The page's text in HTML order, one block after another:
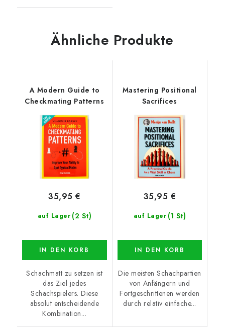
Ähnliche Produkte
A Modern Guide to
Checkmating Patterns
auf Lager (2 St)
35,95 €
IN DEN KORB
Schachmatt zu setzen ist
das Ziel jedes
Schachspielers. Diese
absolut entscheidende
Kombination...
Mastering Positional
Sacrifices
auf Lager (1 St)
35,95 €
IN DEN KORB
Die meisten Schachpartien
von Anfängern und
Fortgeschrittenen werden
durch relativ einfache...